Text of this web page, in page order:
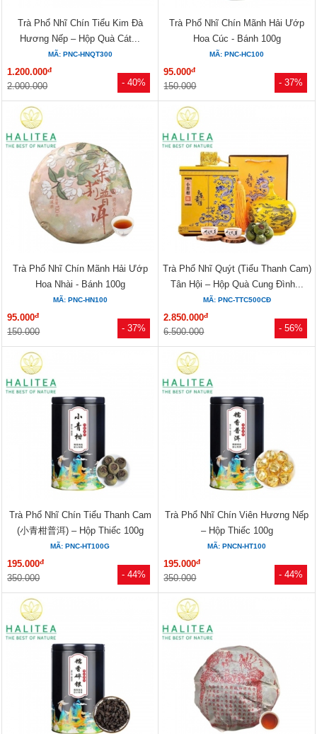
- 40%
Trà Phổ Nhĩ Chín Tiểu Kim Đà
Hương Nếp – Hộp Quà Cát...
MÃ: PNC-HNQT300
1.200.000đ
2.000.000 - 37%
Trà Phổ Nhĩ Chín Mãnh Hải Ướp
Hoa Cúc - Bánh 100g
MÃ: PNC-HC100
95.000đ
150.000
- 37%
Trà Phổ Nhĩ Chín Mãnh Hải Ướp
Hoa Nhài - Bánh 100g
MÃ: PNC-HN100
95.000đ
150.000 - 56%
Trà Phổ Nhĩ Quýt (Tiểu Thanh Cam)
Tân Hội – Hộp Quà Cung Đình...
MÃ: PNC-TTC500CĐ
2.850.000đ
6.500.000
- 44%
Trà Phổ Nhĩ Chín Tiểu Thanh Cam
(小青柑普洱) – Hộp Thiếc 100g
MÃ: PNC-HT100G
195.000đ
350.000 - 44%
Trà Phổ Nhĩ Chín Viên Hương Nếp
– Hộp Thiếc 100g
MÃ: PNCN-HT100
195.000đ
350.000